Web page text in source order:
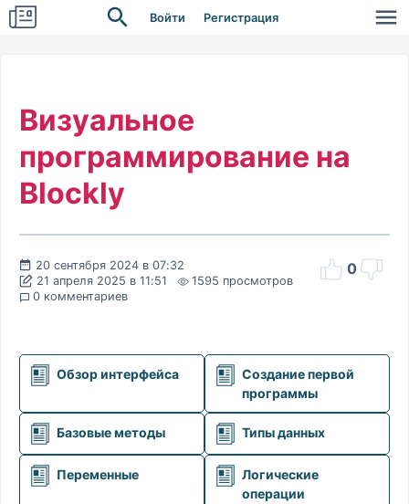
Войти Регистрация
Визуальное
программирование на
Blockly
20 сентября 2024 в 07:32
21 апреля 2025 в 11:51
1595 просмотров
0 комментариев
0
Обзор интерфейса
Создание первой
программы
Базовые методы Типы данных
Переменные
Логические
операции